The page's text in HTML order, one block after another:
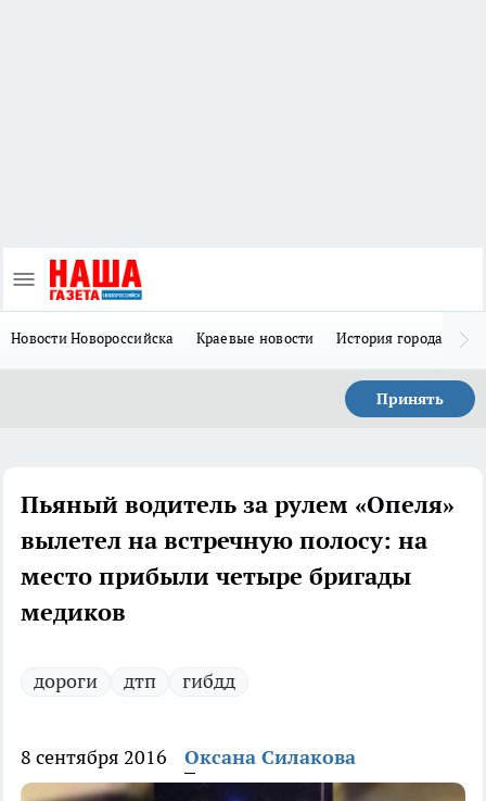
Новости Новороссийска Краевые новости История города Н
Принять
Пьяный водитель за рулем «Опеля»
вылетел на встречную полосу: на
место прибыли четыре бригады
медиков
дороги дтп гибдд
8 сентября 2016 Оксана Силакова